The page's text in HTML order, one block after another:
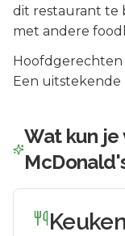
dit restaurant te
met andere
Hoofdgerechten
Een
Wat kun